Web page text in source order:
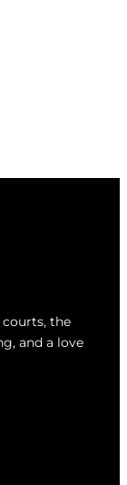
courts, the
and a love